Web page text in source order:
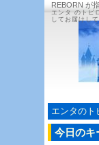
REBORN が
エンタ のトピ
してお届けし
エンタのト
今日のキ